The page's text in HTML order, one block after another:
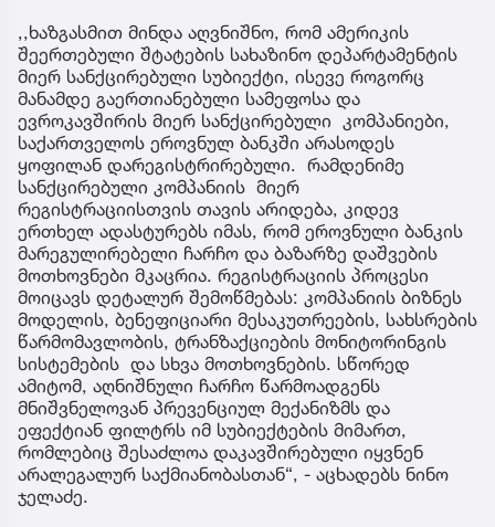
,,ხაზგასმით მინდა აღვნიშნო, რომ ამერიკის
შეერთებული შტატების სახაზინო დეპარტამენტის
მიერ სანქცირებული სუბიექტი, ისევე როგორც
მანამდე გაერთიანებული სამეფოსა და
ევროკავშირის მიერ სანქცირებული კომპანიები,
საქართველოს ეროვნულ ბანკში არასოდეს
ყოფილან დარეგისტრირებული. რამდენიმე
სანქცირებული კომპანიის მიერ
რეგისტრაციისთვის თავის არიდება, კიდევ
ერთხელ ადასტურებს იმას, რომ ეროვნული ბანკის
მარეგულირებელი ჩარჩო და ბაზარზე დაშვების
მოთხოვნები მკაცრია. რეგისტრაციის პროცესი
მოიცავს დეტალურ შემოწმებას: კომპანიის ბიზნეს
მოდელის, ბენეფიციარი მესაკუთრეების, სახსრების
წარმომავლობის, ტრანზაქციების მონიტორინგის
სისტემების და სხვა მოთხოვნების. სწორედ
ამიტომ, აღნიშნული ჩარჩო წარმოადგენს
მნიშვნელოვან პრევენციულ მექანიზმს და
ეფექტიან ფილტრს იმ სუბიექტების მიმართ,
რომლებიც შესაძლოა დაკავშირებული იყვნენ
არალეგალურ საქმიანობასთან“, - აცხადებს ნინო
ჯელაძე.